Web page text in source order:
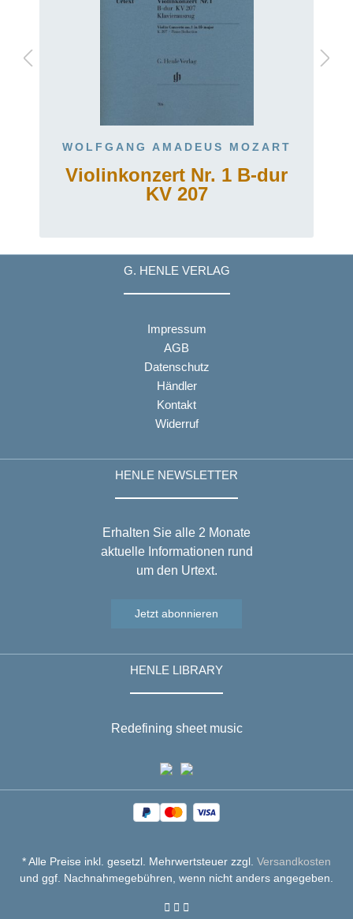
WOLFGANG AMADEUS MOZART
Violinkonzert Nr. 1 B-dur
KV 207
G. HENLE VERLAG
Impressum
AGB
Datenschutz
Händler
Kontakt
Widerruf
HENLE NEWSLETTER
Erhalten Sie alle 2 Monate
aktuelle Informationen rund
um den Urtext.
Jetzt abonnieren
HENLE LIBRARY
Redefining sheet music
* Alle Preise inkl. gesetzl. Mehrwertsteuer zzgl. Versandkosten
und ggf. Nachnahmegebühren, wenn nicht anders angegeben.